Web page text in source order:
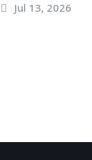
Jul 13, 2026